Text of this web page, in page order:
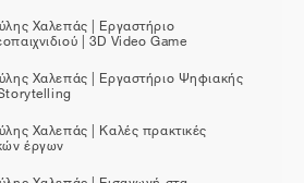
Χαλεπάς | Εργαστήριο
| 3D Video Game
Χαλεπάς | Εργαστήριο Ψηφιακής
Χαλεπάς | Καλές πρακτικές
έργων